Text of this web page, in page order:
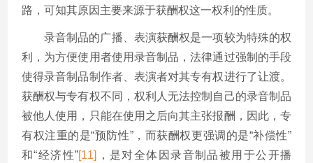
路，可知其原因主要来源于获酬权这一权利的性质。
录音制品的广播、表演获酬权是一项较为特殊的权
利，为方便使用者使用录音制品，法律通过强制的手段
使得录音制品制作者、表演者对其专有权进行了让渡。
获酬权与专有权不同，权利人无法控制自己的录音制品
被他人使用，只能在使用之后向其主张报酬，因此，专
有权注重的是“预防性”，而获酬权更强调的是“补偿性”
和“经济性”[11]
，是对全体因录音制品被用于公开播